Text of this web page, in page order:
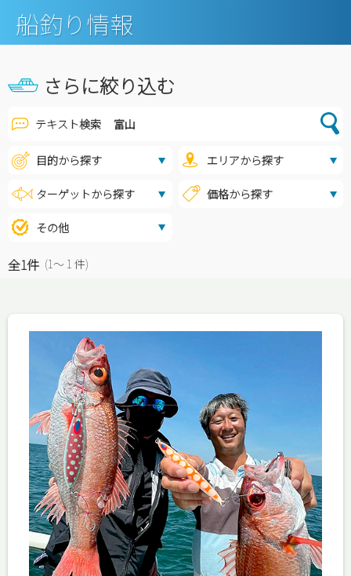
船釣り情報
さらに絞り込む
テキスト検索
全1件 (1〜 1 件)